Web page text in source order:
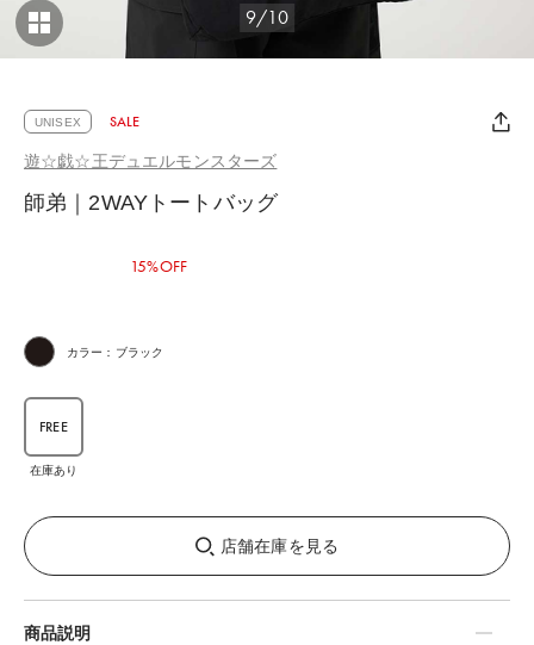
9/10
UNISEX SALE
遊☆戯☆王デュエルモンスターズ
師弟｜2WAYトートバッグ
15%OFF
カラー：ブラック
FREE
在庫あり
店舗在庫を見る
商品説明